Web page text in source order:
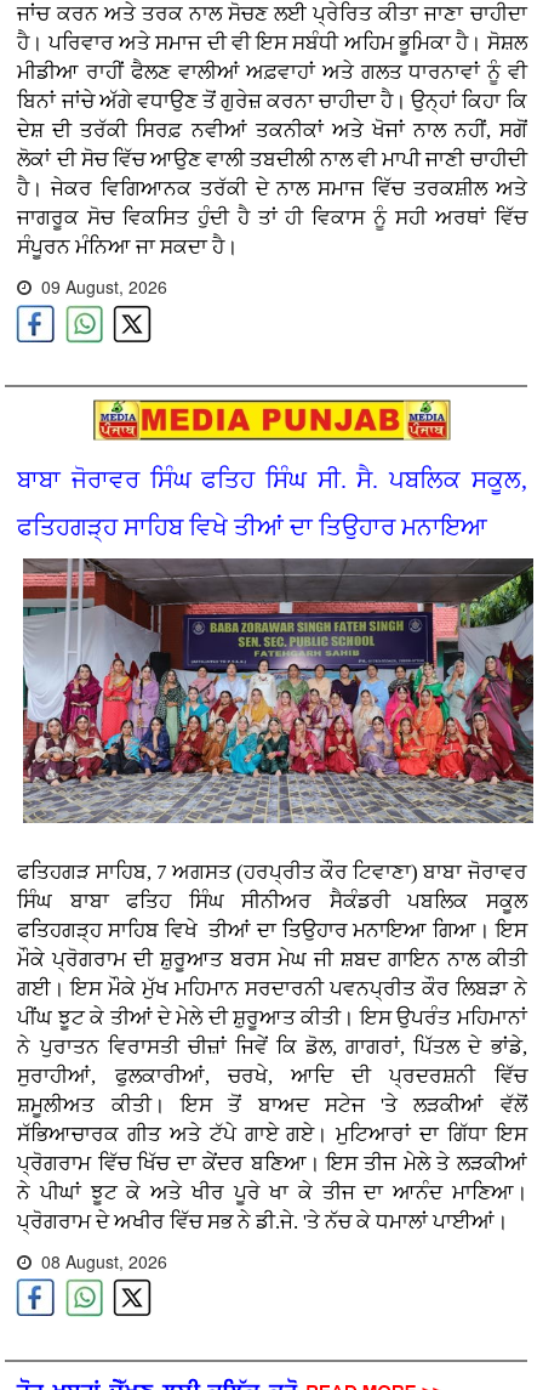
ਜਾਂਚ ਕਰਨ ਅਤੇ ਤਰਕ ਨਾਲ ਸੋਚਣ ਲਈ ਪ੍ਰੇਰਿਤ ਕੀਤਾ ਜਾਣਾ ਚਾਹੀਦਾ
ਹੈ। ਪਰਿਵਾਰ ਅਤੇ ਸਮਾਜ ਦੀ ਵੀ ਇਸ ਸਬੰਧੀ ਅਹਿਮ ਭੂਮਿਕਾ ਹੈ। ਸੋਸ਼ਲ
ਮੀਡੀਆ ਰਾਹੀਂ ਫੈਲਣ ਵਾਲੀਆਂ ਅਫ਼ਵਾਹਾਂ ਅਤੇ ਗਲਤ ਧਾਰਨਾਵਾਂ ਨੂੰ ਵੀ
ਬਿਨਾਂ ਜਾਂਚੇ ਅੱਗੇ ਵਧਾਉਣ ਤੋਂ ਗੁਰੇਜ਼ ਕਰਨਾ ਚਾਹੀਦਾ ਹੈ। ਉਨ੍ਹਾਂ ਕਿਹਾ ਕਿ
ਦੇਸ਼ ਦੀ ਤਰੱਕੀ ਸਿਰਫ਼ ਨਵੀਆਂ ਤਕਨੀਕਾਂ ਅਤੇ ਖੋਜਾਂ ਨਾਲ ਨਹੀਂ, ਸਗੋਂ
ਲੋਕਾਂ ਦੀ ਸੋਚ ਵਿੱਚ ਆਉਣ ਵਾਲੀ ਤਬਦੀਲੀ ਨਾਲ ਵੀ ਮਾਪੀ ਜਾਣੀ ਚਾਹੀਦੀ
ਹੈ। ਜੇਕਰ ਵਿਗਿਆਨਕ ਤਰੱਕੀ ਦੇ ਨਾਲ ਸਮਾਜ ਵਿੱਚ ਤਰਕਸ਼ੀਲ ਅਤੇ
ਜਾਗਰੂਕ ਸੋਚ ਵਿਕਸਿਤ ਹੁੰਦੀ ਹੈ ਤਾਂ ਹੀ ਵਿਕਾਸ ਨੂੰ ਸਹੀ ਅਰਥਾਂ ਵਿੱਚ
ਸੰਪੂਰਨ ਮੰਨਿਆ ਜਾ ਸਕਦਾ ਹੈ।
09 August, 2026
ਬਾਬਾ ਜੋਰਾਵਰ ਸਿੰਘ ਫਤਿਹ ਸਿੰਘ ਸੀ. ਸੈ. ਪਬਲਿਕ ਸਕੂਲ,
ਫਤਿਹਗੜ੍ਹ ਸਾਹਿਬ ਵਿਖੇ ਤੀਆਂ ਦਾ ਤਿਉਹਾਰ ਮਨਾਇਆ
ਫਤਿਹਗੜ ਸਾਹਿਬ, 7 ਅਗਸਤ (ਹਰਪ੍ਰੀਤ ਕੌਰ ਟਿਵਾਣਾ) ਬਾਬਾ ਜੋਰਾਵਰ
ਸਿੰਘ ਬਾਬਾ ਫਤਿਹ ਸਿੰਘ ਸੀਨੀਅਰ ਸੈਕੰਡਰੀ ਪਬਲਿਕ ਸਕੂਲ
ਫਤਿਹਗੜ੍ਹ ਸਾਹਿਬ ਵਿਖੇ ਤੀਆਂ ਦਾ ਤਿਉਹਾਰ ਮਨਾਇਆ ਗਿਆ। ਇਸ
ਮੌਕੇ ਪ੍ਰੋਗਰਾਮ ਦੀ ਸ਼ੁਰੂਆਤ ਬਰਸ ਮੇਘ ਜੀ ਸ਼ਬਦ ਗਾਇਨ ਨਾਲ ਕੀਤੀ
ਗਈ। ਇਸ ਮੌਕੇ ਮੁੱਖ ਮਹਿਮਾਨ ਸਰਦਾਰਨੀ ਪਵਨਪ੍ਰੀਤ ਕੌਰ ਲਿਬੜਾ ਨੇ
ਪੀਂਘ ਝੂਟ ਕੇ ਤੀਆਂ ਦੇ ਮੇਲੇ ਦੀ ਸ਼ੁਰੂਆਤ ਕੀਤੀ। ਇਸ ਉਪਰੰਤ ਮਹਿਮਾਨਾਂ
ਨੇ ਪੁਰਾਤਨ ਵਿਰਾਸਤੀ ਚੀਜ਼ਾਂ ਜਿਵੇਂ ਕਿ ਡੋਲ, ਗਾਗਰਾਂ, ਪਿੱਤਲ ਦੇ ਭਾਂਡੇ,
ਸੁਰਾਹੀਆਂ, ਫੁਲਕਾਰੀਆਂ, ਚਰਖੇ, ਆਦਿ ਦੀ ਪ੍ਰਦਰਸ਼ਨੀ ਵਿੱਚ
ਸ਼ਮੂਲੀਅਤ ਕੀਤੀ। ਇਸ ਤੋਂ ਬਾਅਦ ਸਟੇਜ 'ਤੇ ਲੜਕੀਆਂ ਵੱਲੋਂ
ਸੱਭਿਆਚਾਰਕ ਗੀਤ ਅਤੇ ਟੱਪੇ ਗਾਏ ਗਏ। ਮੁਟਿਆਰਾਂ ਦਾ ਗਿੱਧਾ ਇਸ
ਪ੍ਰੋਗਰਾਮ ਵਿੱਚ ਖਿੱਚ ਦਾ ਕੇਂਦਰ ਬਣਿਆ। ਇਸ ਤੀਜ ਮੇਲੇ ਤੇ ਲੜਕੀਆਂ
ਨੇ ਪੀਘਾਂ ਝੂਟ ਕੇ ਅਤੇ ਖੀਰ ਪੂਰੇ ਖਾ ਕੇ ਤੀਜ ਦਾ ਆਨੰਦ ਮਾਣਿਆ।
ਪ੍ਰੋਗਰਾਮ ਦੇ ਅਖੀਰ ਵਿੱਚ ਸਭ ਨੇ ਡੀ.ਜੇ. 'ਤੇ ਨੱਚ ਕੇ ਧਮਾਲਾਂ ਪਾਈਆਂ।
08 August, 2026